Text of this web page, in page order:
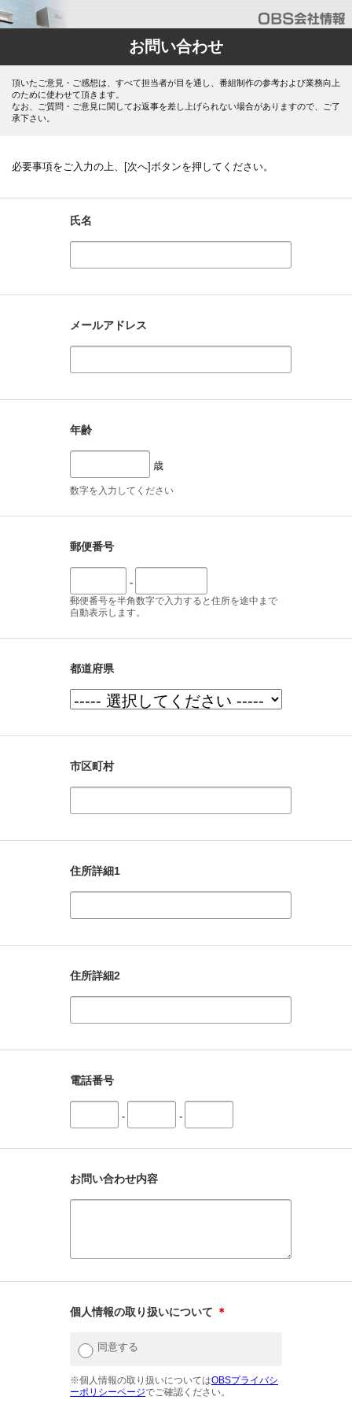
お問い合わせ
頂いたご意見・ご感想は、すべて担当者が目を通し、番組制作の参考および業務向上
のために使わせて頂きます。
なお、ご質問・ご意見に関してお返事を差し上げられない場合がありますので、ご了
承下さい。
必要事項をご入力の上、[次へ]ボタンを押してください。
氏名
メールアドレス
年齢
歳
数字を入力してください
郵便番号
-
郵便番号を半角数字で入力すると住所を途中まで
自動表示します。
都道府県
市区町村
住所詳細1
住所詳細2
電話番号
- -
お問い合わせ内容
個人情報の取り扱いについて ＊
同意する
※個人情報の取り扱いについてはOBSプライバシ
ーポリシーページでご確認ください。